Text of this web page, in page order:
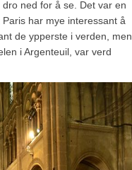
ned for å se. Det var en
har mye interessant å
de ypperste i verden, men
i Argenteuil, var verd